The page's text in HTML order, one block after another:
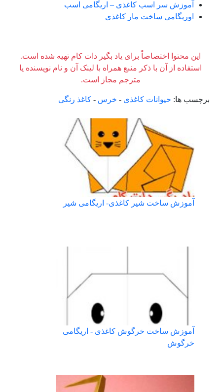
آموزش سر اسب کاغذی – اریگامی اسب
اوریگامی ساخت مار کاغذی
این محتوا اختصاصاً برای یاد بگیر دات کام تهیه شده است.
استفاده از آن با ذکر منبع همراه با لینک آن و نام نویسنده یا
مترجم مجاز است.
برچسب ها: حیوانات کاغذی - خرس - کاغذ رنگی
آموزش ساخت شیر کاغذی- اریگامی شیر
آموزش ساخت خرگوش کاغذی - اریگامی
خرگوش